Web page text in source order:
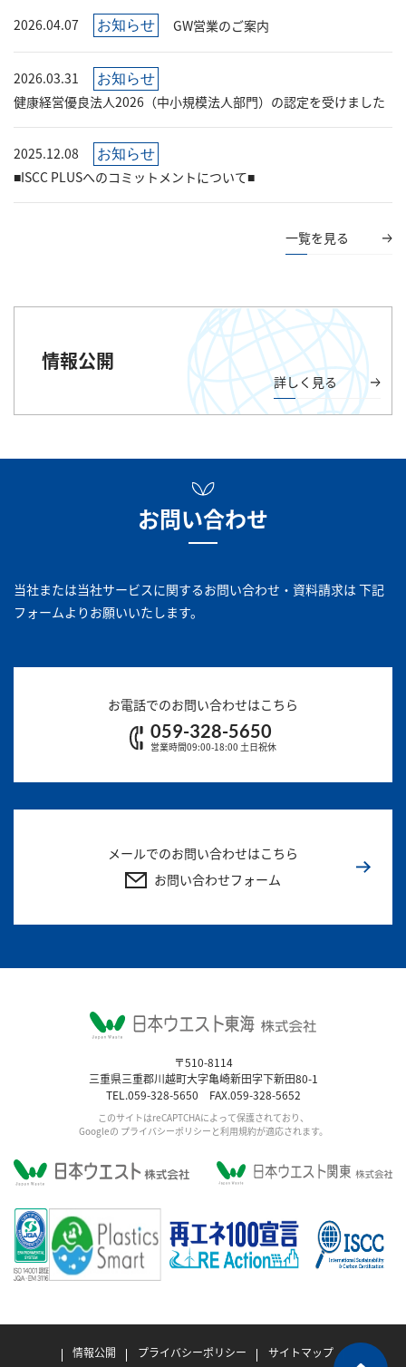
2026.04.07 お知らせ GW営業のご案内
2026.03.31 お知らせ
健康経営優良法人2026（中小規模法人部門）の認定を受けました
2025.12.08 お知らせ
■ISCC PLUSへのコミットメントについて■
一覧を見る
情報公開
詳しく見る
お問い合わせ
当社または当社サービスに関するお問い合わせ・資料請求は 下記
フォームよりお願いいたします。
お電話でのお問い合わせはこちら
059-328-5650
営業時間09:00-18:00 土日祝休
メールでのお問い合わせはこちら
お問い合わせフォーム
〒510-8114
三重県三重郡川越町大字亀崎新田字下新田80-1
TEL.059-328-5650 FAX.059-328-5652
このサイトはreCAPTCHAによって保護されており、
Googleの プライバシーポリシー と利用規約が適応されます。
情報公開 プライバシーポリシー サイトマップ